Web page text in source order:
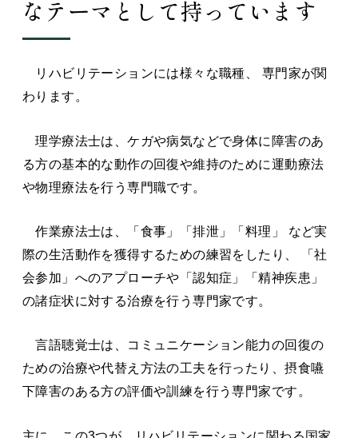
なテーマとして持っています
リハビリテーションには様々な職種、 専門家が関
わります。
理学療法士は、ケガや病気などで身体に障害のあ
る方の基本的な動作の回復や維持のために運動療法
や物理療法を行う専門職です。
作業療法士は、「食事」「排泄」「料理」 など実
際の生活動作を獲得するための練習をしたり、 「社
会参加」へのアプローチや「認知症」「精神疾患」
の諸症状に対する治療を行う専門家です。
言語聴覚士は、コミュニケーション能力の回復の
ための治療や代替え方法の工夫を行ったり、摂食嚥
下障害のある方の評価や訓練を行う専門家です。